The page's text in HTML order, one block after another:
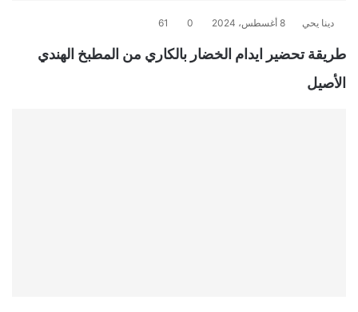
دينا يحي 8 أغسطس، 2024 0
61
طريقة تحضير ايدام الخضار بالكاري من المطبخ الهندي
الأصيل